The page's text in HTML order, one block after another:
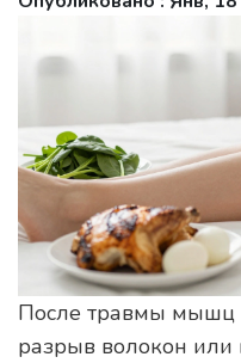
После травмы мышц
разрыв волокон или